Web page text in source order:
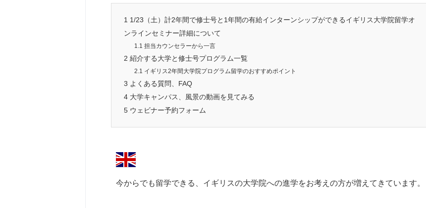
1 1/23（土）計2年間で修士号と1年間の有給インターンシップができるイギリス大学院留学オ
ンラインセミナー詳細について
1.1 担当カウンセラーから一言
2 紹介する大学と修士号プログラム一覧
2.1 イギリス2年間大学院プログラム留学のおすすめポイント
3 よくある質問、FAQ
4 大学キャンパス、風景の動画を見てみる
5 ウェビナー予約フォーム
今からでも留学できる、イギリスの大学院への進学をお考えの方が増えてきています。